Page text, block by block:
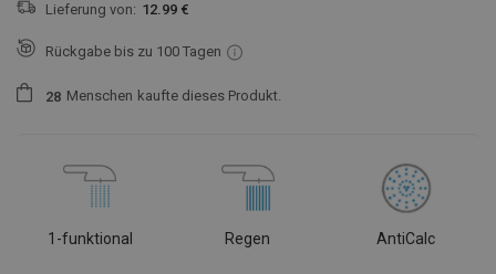
Lieferung von: 12.99 €
Rückgabe bis zu 100 Tagen
28 Menschen kaufte dieses Produkt.
1-funktional Regen AntiCalc